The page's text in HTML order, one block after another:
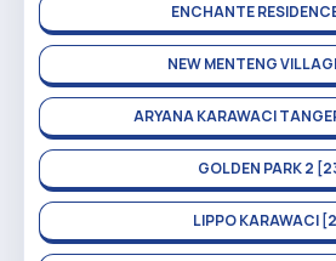
ENCHANTE
NEW MENTENG
ARYANA KARAWACI
GOLDEN PARK 2
LIPPO KARAWACI